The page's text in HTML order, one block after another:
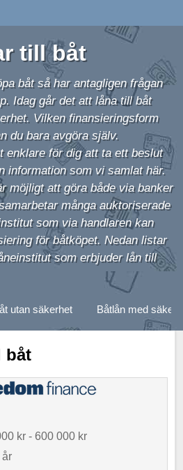
till båt
båt så har antagligen frågan
Idag går det att låna till båt
Vilken finansieringsform
du bara avgöra själv.
enklare för dig att ta ett beslut
information som vi samlat här.
möjligt att göra både via banker
många auktoriserade
som via handlaren kan
för båtköpet. Nedan listar
som erbjuder lån till
utan säkerhet Båtlån med
båt
kr - 600 000 kr
år